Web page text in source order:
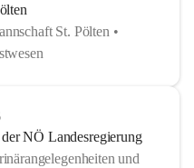
St. Pölten •
NÖ Landesregierung
und